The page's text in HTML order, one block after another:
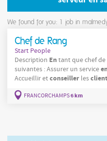
We found for you: 1 job in
Chef de Rang
Start People
Description En tant que chef
suivantes : Assurer un serviceen
Accueillir etconseiller les
expérience
FRANCORCHAMPS6 km